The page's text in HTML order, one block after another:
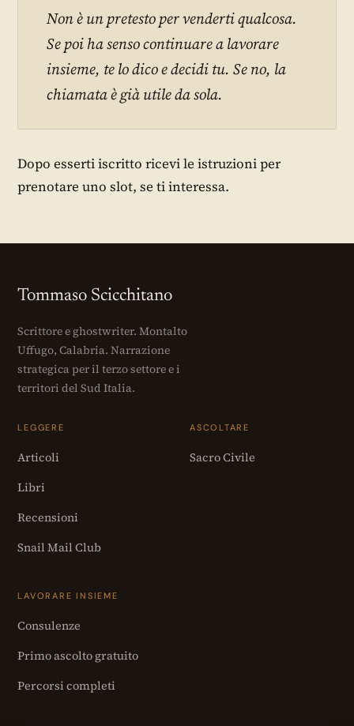
Non è un pretesto per venderti qualcosa.
Se poi ha senso continuare a lavorare
insieme, te lo dico e decidi tu. Se no, la
chiamata è già utile da sola.
Dopo esserti iscritto ricevi le istruzioni per
prenotare uno slot, se ti interessa.
Tommaso Scicchitano
Scrittore e ghostwriter. Montalto
Uffugo, Calabria. Narrazione
strategica per il terzo settore e i
territori del Sud Italia.
LEGGERE
Articoli
Libri
Recensioni
Snail Mail Club
ASCOLTARE
Sacro Civile
LAVORARE INSIEME
Consulenze
Primo ascolto gratuito
Percorsi completi